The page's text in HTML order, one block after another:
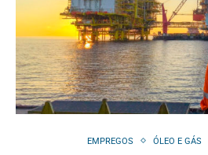
EMPREGOS ÓLEO E GÁS